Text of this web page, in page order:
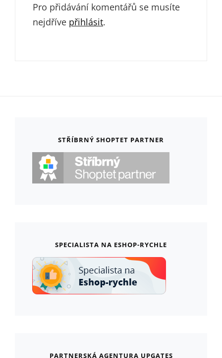
Pro přidávání komentářů se musíte
nejdříve přihlásit.
STŘÍBRNÝ SHOPTET PARTNER
SPECIALISTA NA ESHOP-RYCHLE
PARTNERSKÁ AGENTURA UPGATES